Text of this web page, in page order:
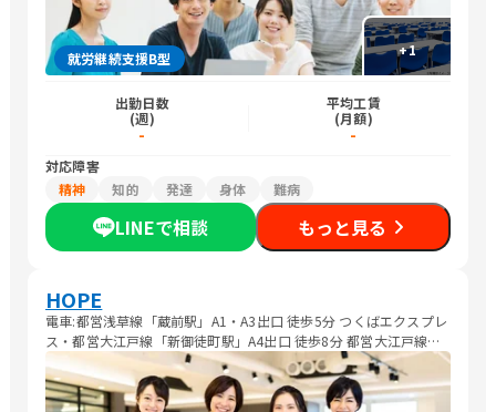
+1
就労継続支援B型
出勤日数
(週)
-
平均工賃
(月額)
-
対応障害
精神
知的 発達 身体 難病
LINEで相談 もっと見る
HOPE
電車:都営浅草線「蔵前駅」A1・A3出口 徒歩5分 つくばエクスプレ
ス・都営大江戸線「新御徒町駅」A4出口 徒歩8分 都営大江戸線
「蔵前駅」A6出口 徒歩10分 JR総武線「浅草橋駅」西口 徒歩10分
バス: 都営バス 都02系統「三筋二丁目」下車 徒歩6分 都営バス 都
42系統「蔵前二丁目」下車 徒歩6分